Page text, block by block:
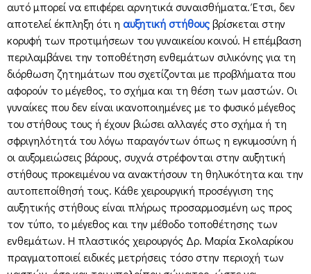
αυτό μπορεί να επιφέρει αρνητικά συναισθήματα. Έτσι, δεν
αποτελεί έκπληξη ότι η αυξητική στήθουςβρίσκεται στην
κορυφή των προτιμήσεων του γυναικείου κοινού. Η επέμβαση
περιλαμβάνει την τοποθέτηση ενθεμάτων σιλικόνης για τη
διόρθωση ζητημάτων που σχετίζονται με προβλήματα που
αφορούν το μέγεθος, το σχήμα και τη θέση των μαστών. Οι
γυναίκες που δεν είναι ικανοποιημένες με το φυσικό μέγεθος
του στήθους τους ή έχουν βιώσει αλλαγές στο σχήμα ή τη
σφριγηλότητά του λόγω παραγόντων όπως η εγκυμοσύνη ή
οι αυξομειώσεις βάρους, συχνά στρέφονται στην αυξητική
στήθους προκειμένου να ανακτήσουν τη θηλυκότητα και την
αυτοπεποίθησή τους. Κάθε χειρουργική προσέγγιση της
αυξητικής στήθους είναι πλήρως προσαρμοσμένη ως προς
τον τύπο, το μέγεθος και την μέθοδο τοποθέτησης των
ενθεμάτων. Η πλαστικός χειρουργός Δρ. Μαρία Σκολαρίκου
πραγματοποιεί ειδικές μετρήσεις τόσο στην περιοχή των